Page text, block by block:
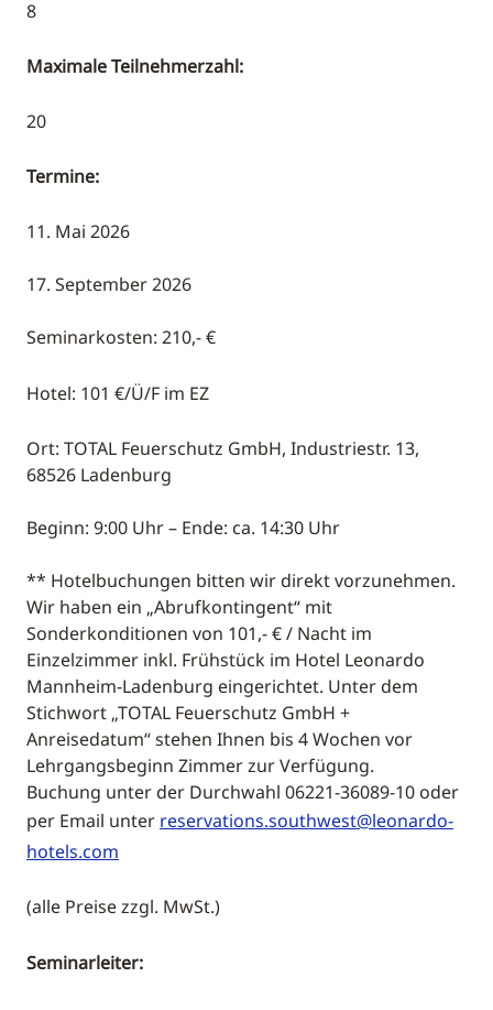
8
Maximale Teilnehmerzahl:
20
Termine:
11. Mai 2026
17. September 2026
Seminarkosten: 210,- €
Hotel: 101 €/Ü/F im EZ
Ort: TOTAL Feuerschutz GmbH, Industriestr. 13,
68526 Ladenburg
Beginn: 9:00 Uhr – Ende: ca. 14:30 Uhr
** Hotelbuchungen bitten wir direkt vorzunehmen.
Wir haben ein „Abrufkontingent“ mit
Sonderkonditionen von 101,- € / Nacht im
Einzelzimmer inkl. Frühstück im Hotel Leonardo
Mannheim-Ladenburg eingerichtet. Unter dem
Stichwort „TOTAL Feuerschutz GmbH +
Anreisedatum“ stehen Ihnen bis 4 Wochen vor
Lehrgangsbeginn Zimmer zur Verfügung.
Buchung unter der Durchwahl 06221-36089-10 oder
per Email unter reservations.southwest@leonardo-
hotels.com
(alle Preise zzgl. MwSt.)
Seminarleiter: